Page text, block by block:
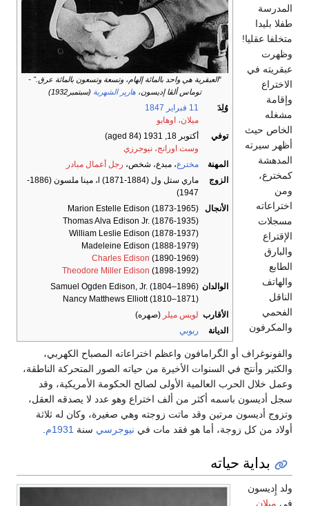
"العبقرية هي واحد بالمائة إلهام، وتسعة وتسعون بالمائة عرق." -
توماس ألڤا إديسون، هارپر الشهرية (سبتمبر1932)
وُلِدَ 11 فبراير
1847
ميلان، اوهايو
توفي
أكتوبر 18, 1931
(aged 84)
وست اورانج، نيوجرزي
المهنة
مخترع، مبدع، شخص، رجل أعمال مبادر
الزوج
ماري ستل ول l (1871-1884)، مينا ملسون (1886-
1947)
الأنجال
Marion Estelle Edison (1873-1965)
Thomas Alva Edison Jr. (1876-1935)
William Leslie Edison (1878-1937)
Madeleine Edison (1888-1979)
Charles Edison (1890-1969)
Theodore Miller Edison (1898-1992)
الوالدان Samuel Ogden Edison, Jr. (1804–1896)
Nancy Matthews Elliott (1810–1871)
الأقارب لويس ميلر (صهره)
الديانة
ربوبي
المدرسة
طفلا بليدا
متخلفا عقليا!
وظهرت
عبقريته في
الاختراع
وإقامة
مشغله
الخاص حيث
أظهر سيرته
المدهشة
كمخترع،
ومن
اختراعاته
مسجلات
الإقتراع
والبارق
الطابع
والهاتف
الناقل
الفحمي
والمكرفون
والفونوغراف أو الگرامافون واعظم اختراعاته المصباح الكهربي،
والكثير وأنتج في السنوات الأخيرة من حياته الصور المتحركة الناطقة،
وعمل خلال الحرب العالمية الأولى لصالح الحكومة الأمريكية، وقد
سجل أديسون باسمه أكثر من ألف اختراع وهو عدد لا يصدقه العقل،
وتزوج أديسون مرتين وقد ماتت زوجته وهي صغيرة، وكان له ثلاثة
أولاد من كل زوجة، أما هو فقد مات في نيوجرسي سنة 1931م .
بداية حياته
ولد إِديسون
في ميلان